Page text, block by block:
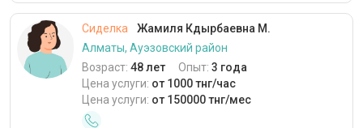
Сиделка
Жамиля Кдырбаевна М.
Алматы, Ауэзовский район
Возраст: 48 лет Опыт: 3 года
Цена услуги: от 1000 тнг/час
Цена услуги: от 150000 тнг/мес